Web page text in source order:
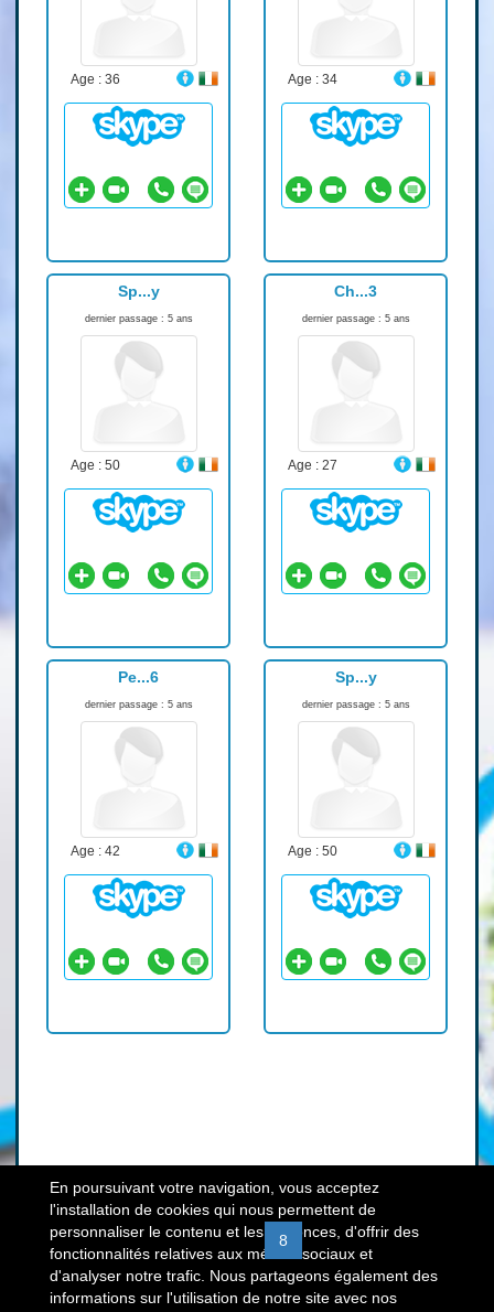
Age : 36 Age : 34
Sp...y
dernier passage : 5 ans
Age : 50
Ch...3
dernier passage : 5 ans
Age : 27
Pe...6
dernier passage : 5 ans
Age : 42
Sp...y
dernier passage : 5 ans
Age : 50
« 3 4 5 6 7 8 9 10 11
12 »
En poursuivant votre navigation, vous acceptez
l'installation de cookies qui nous permettent de
personnaliser le contenu et les annonces, d'offrir des
fonctionnalités relatives aux médias sociaux et
d'analyser notre trafic. Nous partageons également des
informations sur l'utilisation de notre site avec nos